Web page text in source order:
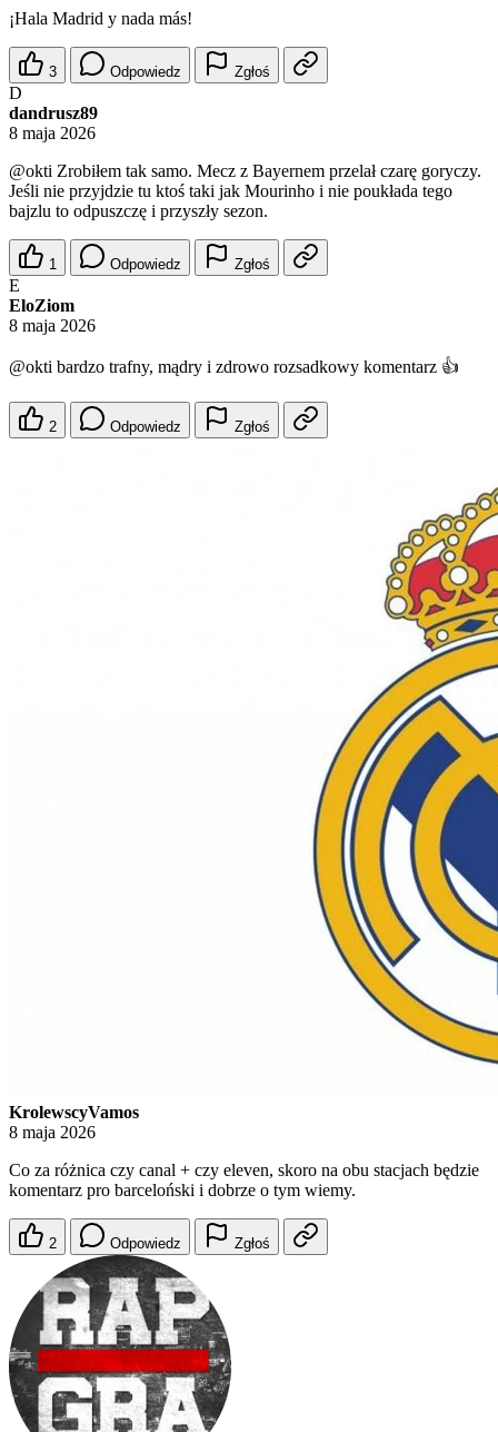
¡Hala Madrid y nada más!
3 Odpowiedz Zgłoś
D
dandrusz89
8 maja 2026
@okti Zrobiłem tak samo. Mecz z Bayernem przelał czarę goryczy.
Jeśli nie przyjdzie tu ktoś taki jak Mourinho i nie poukłada tego
bajzlu to odpuszczę i przyszły sezon.
1 Odpowiedz Zgłoś
E
EloZiom
8 maja 2026
@okti bardzo trafny, mądry i zdrowo rozsadkowy komentarz 👍
2 Odpowiedz Zgłoś
KrolewscyVamos
8 maja 2026
Co za różnica czy canal + czy eleven, skoro na obu stacjach będzie
komentarz pro barceloński i dobrze o tym wiemy.
2 Odpowiedz Zgłoś